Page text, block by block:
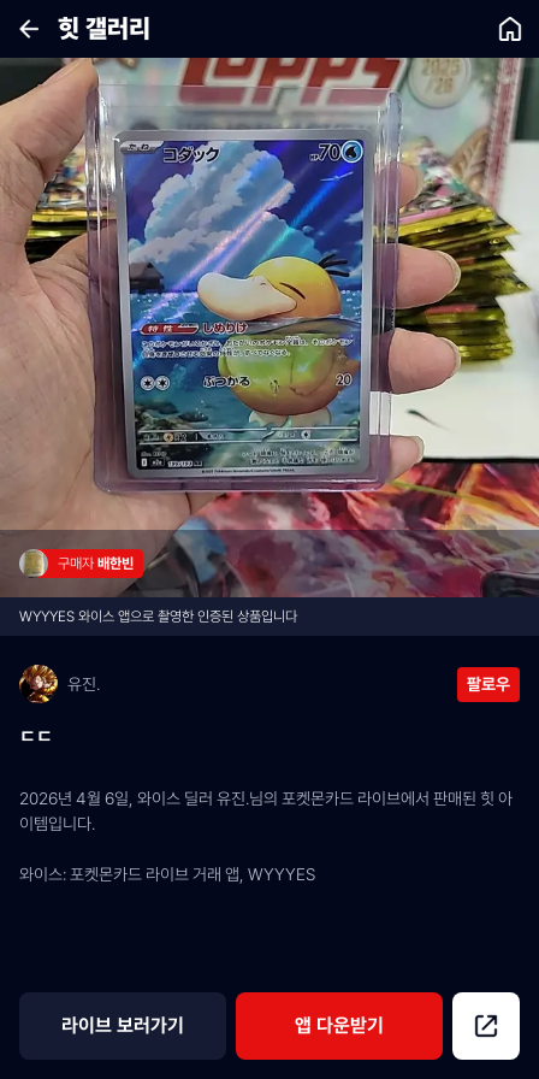
힛 갤러리
구매자 배한빈
WYYYES 와이스 앱으로 촬영한 인증된 상품입니다
유진. 팔로우
ㄷㄷ
2026년 4월 6일, 와이스 딜러 유진.님의 포켓몬카드 라이브에서 판매된 힛 아
이템입니다.
와이스: 포켓몬카드 라이브 거래 앱, WYYYES
라이브 보러가기 앱 다운받기